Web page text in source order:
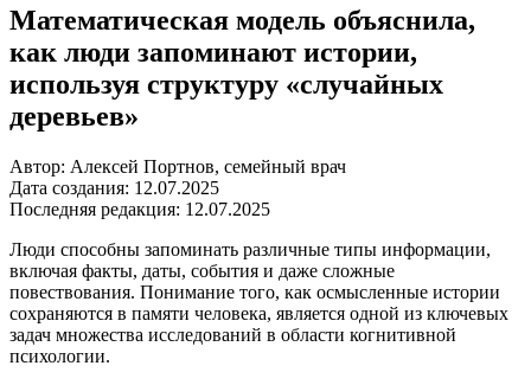
Математическая модель объяснила,
как люди запоминают истории,
используя структуру «случайных
деревьев»
Автор: Алексей Портнов, семейный врач
Дата создания: 12.07.2025
Последняя редакция: 12.07.2025
Люди способны запоминать различные типы информации,
включая факты, даты, события и даже сложные
повествования. Понимание того, как осмысленные истории
сохраняются в памяти человека, является одной из ключевых
задач множества исследований в области когнитивной
психологии.